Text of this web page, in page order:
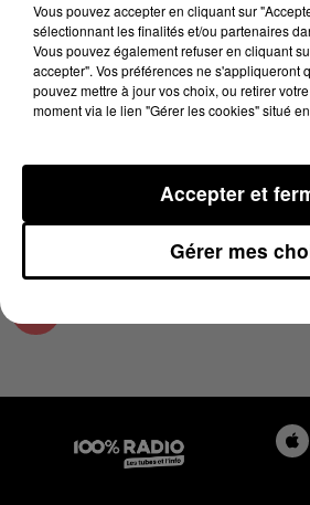
23 mai 2024 - 4 min 26 sec
LES INFOS DES HAUTES-
23/05/2024 À 07H00
Podcasts infos des Hautes-
Vous pouvez accepter en cliquant sur
sélectionnant les finalités et/ou partenaires
Vous pouvez également refuser en cliquant
accepter". Vos préférences ne s'appliqueront
pouvez mettre à jour vos choix, ou retirer
moment via le lien "Gérer les cookies" situé
Gérer mes
Accepter et